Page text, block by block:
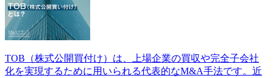
TOB（株式公開買付け）は、上場企業の買収や完全子会社
化を実現するために用いられる代表的なM&A手法です。近